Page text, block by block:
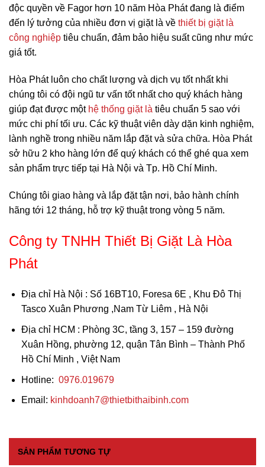
độc quyền về Fagor hơn 10 năm Hòa Phát đang là điểm
đến lý tưởng của nhiều đơn vị giặt là về thiết bị giặt là
công nghiệp tiêu chuẩn, đảm bảo hiệu suất cũng như mức
giá tốt.
Hòa Phát luôn cho chất lượng và dịch vụ tốt nhất khi
chúng tôi có đội ngũ tư vấn tốt nhất cho quý khách hàng
giúp đạt được một hệ thống giặt là tiêu chuẩn 5 sao với
mức chi phí tối ưu. Các kỹ thuật viên dày dặn kinh nghiệm,
lành nghề trong nhiều năm lắp đặt và sửa chữa. Hòa Phát
sở hữu 2 kho hàng lớn để quý khách có thể ghé qua xem
sản phẩm trực tiếp tại Hà Nội và Tp. Hồ Chí Minh.
Chúng tôi giao hàng và lắp đặt tận nơi, bảo hành chính
hãng tới 12 tháng, hỗ trợ kỹ thuật trong vòng 5 năm.
Công ty TNHH Thiết Bị Giặt Là Hòa
Phát
Địa chỉ Hà Nội : Số 16BT10, Foresa 6E , Khu Đô Thị
Tasco Xuân Phương ,Nam Từ Liêm , Hà Nội
Địa chỉ HCM : Phòng 3C, tầng 3, 157 – 159 đường
Xuân Hồng, phường 12, quận Tân Bình – Thành Phố
Hồ Chí Minh , Việt Nam
Hotline: 0976.019679
Email: kinhdoanh7@thietbithaibinh.com
SẢN PHẨM TƯƠNG TỰ